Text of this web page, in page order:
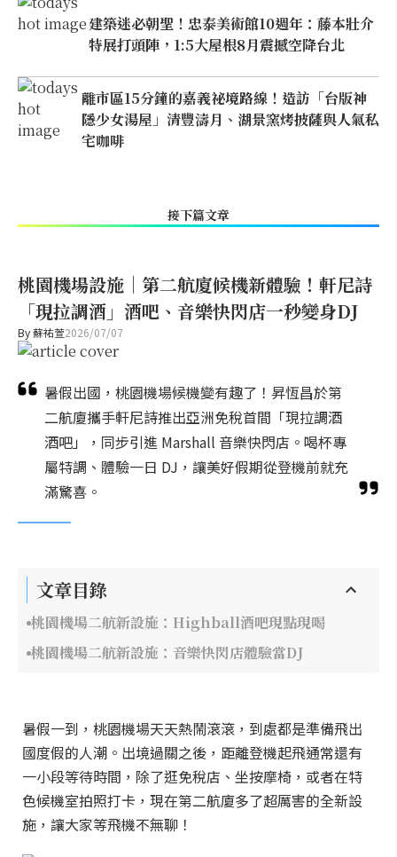
建築迷必朝聖！忠泰美術館10週年：藤本壯介
特展打頭陣，1:5大屋根8月震撼空降台北
離市區15分鐘的嘉義祕境路線！造訪「台版神
隱少女湯屋」清豐濤月、湖景窯烤披薩與人氣私
宅咖啡
接下篇文章
桃園機場設施｜第二航廈候機新體驗！軒尼詩
「現拉調酒」酒吧、音樂快閃店一秒變身DJ
By蘇祐萱2026/07/07
暑假出國，桃園機場候機變有趣了！昇恆昌於第
二航廈攜手軒尼詩推出亞洲免稅首間「現拉調酒
酒吧」，同步引進 Marshall 音樂快閃店。喝杯專
屬特調、體驗一日 DJ，讓美好假期從登機前就充
滿驚喜。
文章目錄
桃園機場二航新設施：Highball酒吧現點現喝
桃園機場二航新設施：音樂快閃店體驗當DJ
暑假一到，桃園機場天天熱鬧滾滾，到處都是準備飛出
國度假的人潮。出境過關之後，距離登機起飛通常還有
一小段等待時間，除了逛免稅店、坐按摩椅，或者在特
色候機室拍照打卡，現在第二航廈多了超厲害的全新設
施，讓大家等飛機不無聊！